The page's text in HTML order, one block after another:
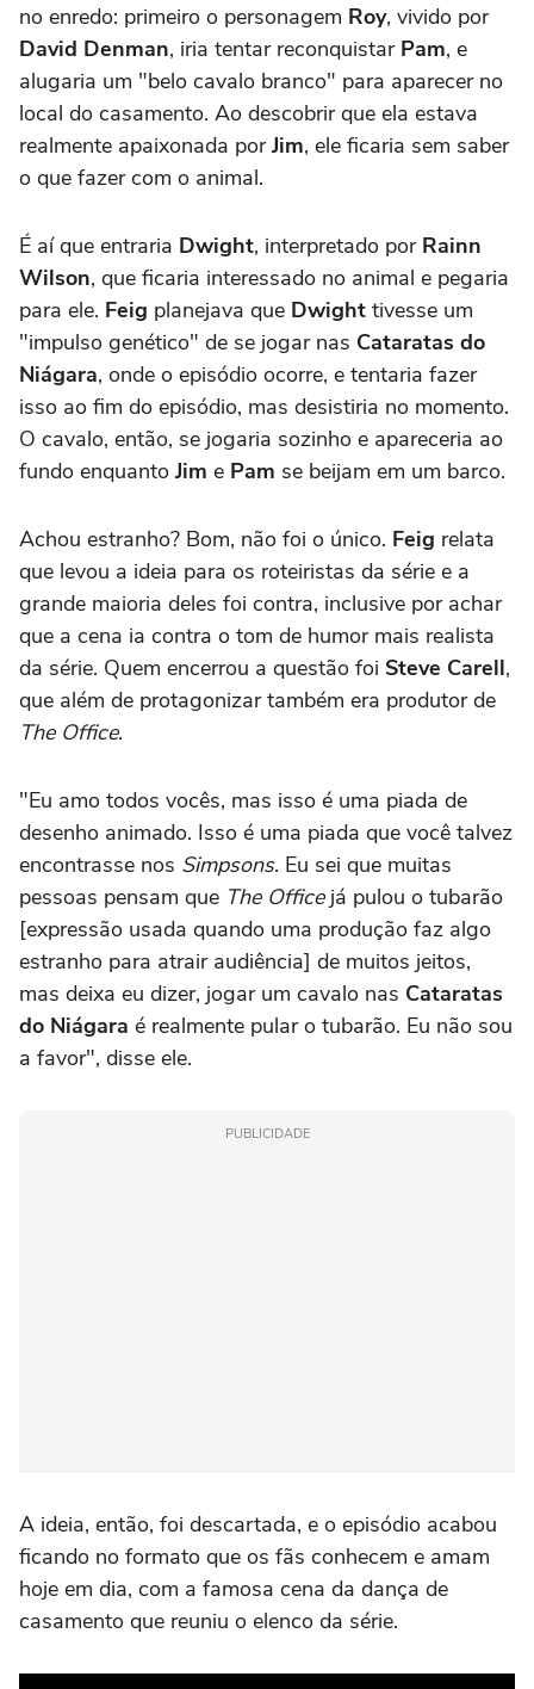
no enredo: primeiro o personagem Roy, vivido por
David Denman, iria tentar reconquistar Pam, e
alugaria um "belo cavalo branco" para aparecer no
local do casamento. Ao descobrir que ela estava
realmente apaixonada porJim, ele ficaria sem saber
o que fazer com o animal.
É aí que entraria Dwight, interpretado por Rainn
Wilson, que ficaria interessado no animal e pegaria
para ele. Feig planejava que Dwight tivesse um
"impulso genético" de se jogar nas Cataratas do
Niágara, onde o episódio ocorre, e tentaria fazer
isso ao fim do episódio, mas desistiria no momento.
O cavalo, então, se jogaria sozinho e apareceria ao
fundo enquanto Jim e Pam se beijam em um barco.
Achou estranho? Bom, não foi o único. Feig relata
que levou a ideia para os roteiristas da série e a
grande maioria deles foi contra, inclusive por achar
que a cena ia contra o tom de humor mais realista
da série. Quem encerrou a questão foi Steve Carell,
que além de protagonizar também era produtor de
The Office.
"Eu amo todos vocês, mas isso é uma piada de
desenho animado. Isso é uma piada que você talvez
encontrasse nos Simpsons. Eu sei que muitas
pessoas pensam que The Officejá pulou o tubarão
[expressão usada quando uma produção faz algo
estranho para atrair audiência] de muitos jeitos,
mas deixa eu dizer, jogar um cavalo nas Cataratas
do Niágara é realmente pular o tubarão. Eu não sou
a favor", disse ele.
PUBLICIDADE
A ideia, então, foi descartada, e o episódio acabou
ficando no formato que os fãs conhecem e amam
hoje em dia, com a famosa cena da dança de
casamento que reuniu o elenco da série.